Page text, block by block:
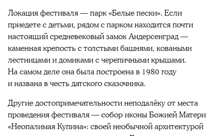
Локация фестиваля — парк «Белые пески». Если
приедете с детьми, рядом с парком находится почти
настоящий средневековый замок Андерсенград —
каменная крепость с толстыми башнями, коваными
лестницами и домиками с черепичными крышами.
На самом деле она была построена в 1980 году
и названа в честь датского сказочника.
Другие достопримечательности неподалёку от места
проведения фестиваля — собор иконы Божией Матери
«Неопалимая Купина»: своей необычной архитектурой